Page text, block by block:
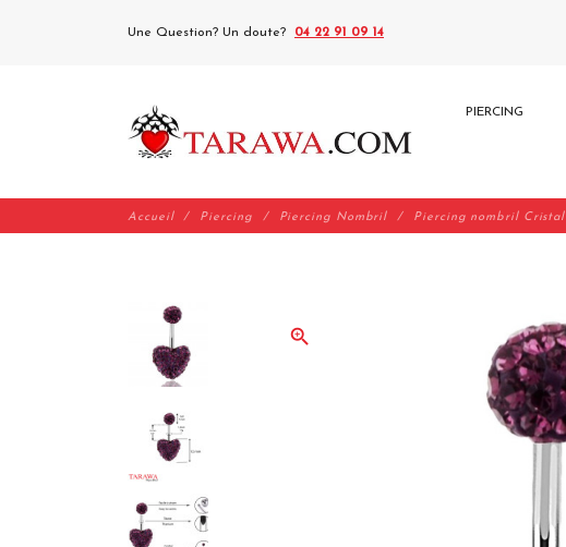
Une Question? Un doute? 04 22 91 09 14
PIERCING
Accueil Piercing Piercing Nombril Piercing nombril Cristal
zoom_in